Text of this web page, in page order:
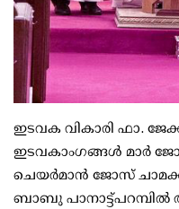
ഇടവക വികാരി ഫാ.
ഇടവകാംഗങ്ങൾ മാർ
ചെയർമാൻ ജോസ്
ബാബു പാനാട്ട്പറമ്പിൽ